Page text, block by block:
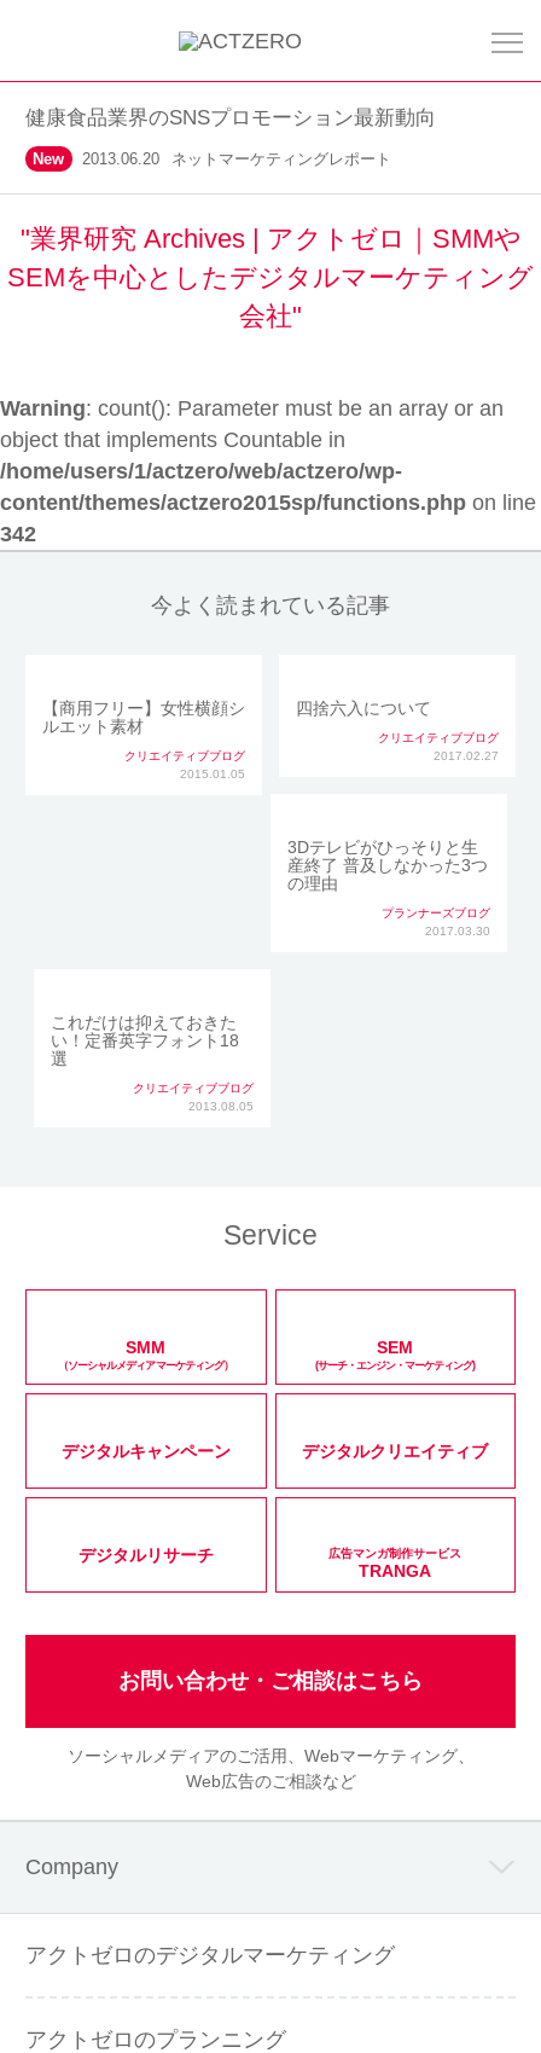
健康食品業界のSNSプロモーション最新動向
New 2013.06.20 ネットマーケティングレポート
"業界研究 Archives | アクトゼロ｜SMMや
SEMを中心としたデジタルマーケティング
会社"
Warning: count(): Parameter must be an array or an
object that implements Countable in
/home/users/1/actzero/web/actzero/wp-
content/themes/actzero2015sp/functions.php on line
342
今よく読まれている記事
【商用フリー】女性横顔シ
ルエット素材
クリエイティブブログ
2015.01.05
四捨六入について
クリエイティブブログ
2017.02.27
3Dテレビがひっそりと生
産終了 普及しなかった3つ
の理由
プランナーズブログ
2017.03.30
これだけは抑えておきた
い！定番英字フォント18
選
クリエイティブブログ
2013.08.05
Service
SMM
（ソーシャルメディアマーケティング）
SEM
(サーチ・エンジン・マーケティング)
デジタルキャンペーン デジタルクリエイティブ
デジタルリサーチ 広告マンガ制作サービス
TRANGA
お問い合わせ・ご相談はこちら
ソーシャルメディアのご活用、Webマーケティング、
Web広告のご相談など
Company
アクトゼロのデジタルマーケティング
アクトゼロのプランニング